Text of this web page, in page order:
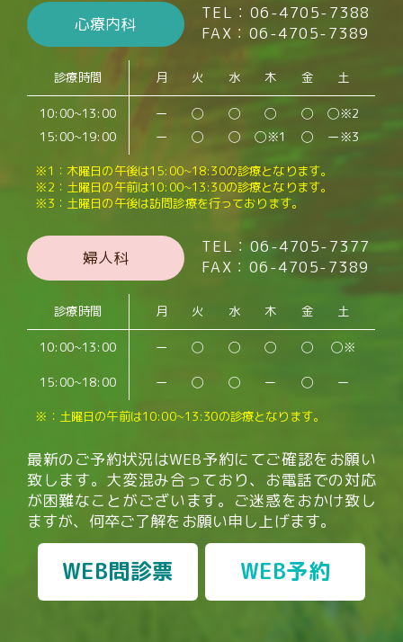
心療内科
TEL：06-4705-7388
FAX：06-4705-7389
診療時間 月 火 水 木 金 土
10:00~13:00
15:00~19:00
ー ◯ ◯ ◯ ◯
◯※2
ー
◯ ◯ ◯※1 ◯ ー※3
※1：木曜日の午後は15:00~18:30の診療となります。
※2：土曜日の午前は10:00~13:30の診療となります。
※3：土曜日の午後は訪問診療を行っております。
婦人科
TEL：06-4705-7377
FAX：06-4705-7389
診療時間 月 火 水 木 金 土
10:00~13:00 ー ◯ ◯ ◯ ◯ ◯※
15:00~18:00 ー ◯ ◯ ー ◯ ー
※：土曜日の午前は10:00~13:30の診療となります。
最新のご予約状況はWEB予約にてご確認をお願い
致します。 大変混み合っており、お電話での対応
が困難なことがございます。
ご迷惑をおかけ致し
ますが、何卒ご了解をお願い申し上げます。
WEB問診票 WEB予約